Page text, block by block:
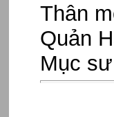
Thân
Quản
Mục